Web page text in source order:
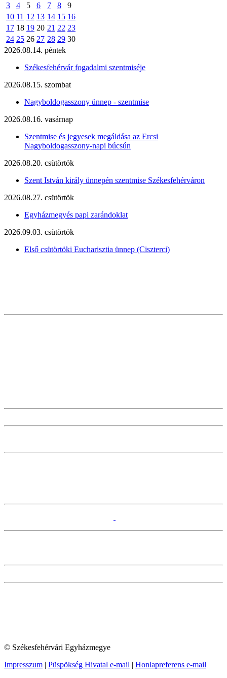
3
4 5 6 7 8
9
10 11 12 13 14 15 16
17 18 19 20 21 22 23
24 25 26 27 28 29 30
2026.08.14. péntek
Székesfehérvár fogadalmi szentmiséje
2026.08.15. szombat
Nagyboldogasszony ünnep - szentmise
2026.08.16. vasárnap
Szentmise és jegyesek megáldása az Ercsi
Nagyboldogasszony-napi búcsún
2026.08.20. csütörtök
Szent István király ünnepén szentmise Székesfehérváron
2026.08.27. csütörtök
Egyházmegyés papi zarándoklat
2026.09.03. csütörtök
Első csütörtöki Eucharisztia ünnep (Ciszterci)
© Székesfehérvári Egyházmegye
Impresszum | Püspökség Hivatal e-mail | Honlapreferens e-mail